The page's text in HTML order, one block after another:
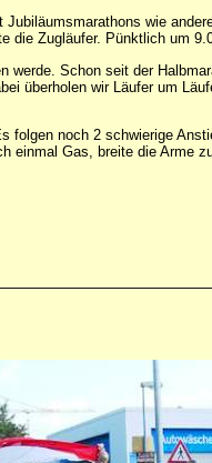
wie
die Zugläufer. Pünktlich um
Schon seit der
überholen wir Läufer um
noch 2 schwierige
Gas, breite die Arme